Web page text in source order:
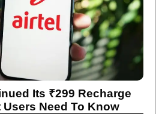
Its ₹299 Recharge
Users Need To Know